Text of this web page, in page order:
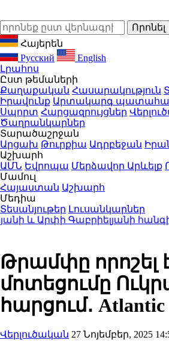
Հայերեն
Русский
English
Լրահոս
Ըստ թեմաների
Քաղաքական Հասարակություն
Իրավունք Արտակարգ
Սպորտ Հարցազրույցներ
Ծաղրանկարներ
Տարածաշրջան
Արցախ Թուրքիա Ադրբեջան
Աշխարհ
ԱՄՆ Եվրոպա Մերձավոր Արևելք
Մամուլ
Հայաստան Աշխարհ
Մեդիա
Տեսանյութեր Լուսանկարներ
և Արփի Գաբրիելյանի
Թրամփը որոշել
մոտեցումը
հարցում․ Atlantic
Վերլուծական 27 Նոյեմբեր, 2025